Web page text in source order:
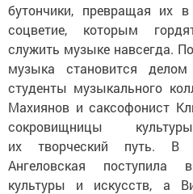
бутончики, превращая их
соцветие, которым
служить музыке навсегда.
музыка становится
студенты музыкального
Махиянов и саксофонист
сокровищницы
их творческий путь. В
Ангеловская поступила
культуры и искусств, а